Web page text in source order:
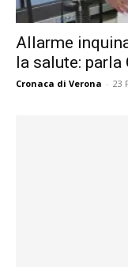
Allarme
la salute: parla
Cronaca di Verona - 23